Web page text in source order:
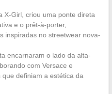
X-Girl, criou uma ponte direta
e o prêt-à-porter,
inspiradas no streetwear nova-
encarnaram o lado da alta-
com Versace e
definiam a estética da